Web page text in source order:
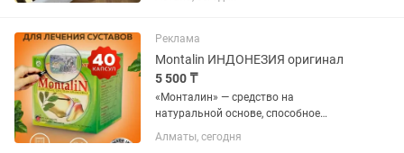
болтов прослужит вам долгие годы.
размер кровать целиком 200 на...
Реклама
Montalin ИНДОНЕЗИЯ оригинал
5 500 ₸
«Монталин» — средство на
натуральной основе, способное
устранить болевой симптом и
различные патологии опорно-
Алматы, сегодня